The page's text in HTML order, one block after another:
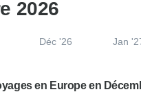
2026
Déc '26 Jan
en Europe en